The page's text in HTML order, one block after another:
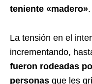
teniente «madero».
La tensión en el
incrementando,
fueron rodeadas
personas que les